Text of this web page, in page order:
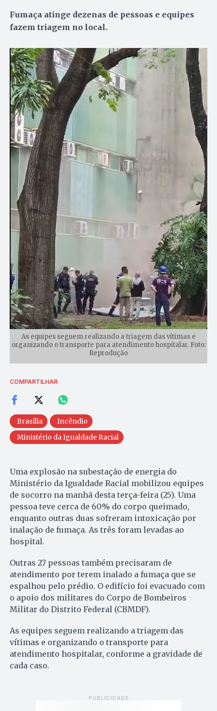
Fumaça atinge dezenas de pessoas e equipes
fazem triagem no local.
As equipes seguem realizando a triagem das vítimas e
organizando o transporte para atendimento hospitalar. Foto:
Reprodução
COMPARTILHAR
Brasília
Incêndio
Ministério da Igualdade Racial
Uma explosão na subestação de energia do
Ministério da Igualdade Racial mobilizou equipes
de socorro na manhã desta terça-feira (25). Uma
pessoa teve cerca de 60% do corpo queimado,
enquanto outras duas sofreram intoxicação por
inalação de fumaça. As três foram levadas ao
hospital.
Outras 27 pessoas também precisaram de
atendimento por terem inalado a fumaça que se
espalhou pelo prédio. O edifício foi evacuado com
o apoio dos militares do Corpo de Bombeiros
Militar do Distrito Federal (CBMDF).
As equipes seguem realizando a triagem das
vítimas e organizando o transporte para
atendimento hospitalar, conforme a gravidade de
cada caso.